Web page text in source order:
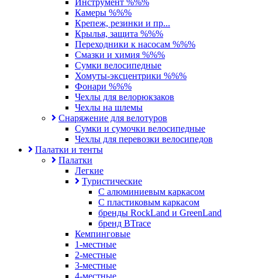
Инструмент %%%
Камеры %%%
Крепеж, резинки и пр...
Крылья, защита %%%
Переходники к насосам %%%
Смазки и химия %%%
Сумки велосипедные
Хомуты-эксцентрики %%%
Фонари %%%
Чехлы для велорюкзаков
Чехлы на шлемы
Снаряжение для велотуров
Сумки и сумочки велосипедные
Чехлы для перевозки велосипедов
Палатки и тенты
Палатки
Легкие
Туристические
С алюминиевым каркасом
С пластиковым каркасом
бренды RockLand и GreenLand
бренд BTrace
Кемпинговые
1-местные
2-местные
3-местные
4-местные